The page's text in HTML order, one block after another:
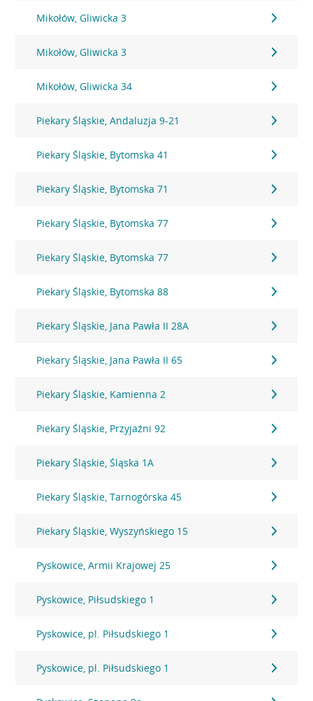
Mikołów, Gliwicka 3
Mikołów, Gliwicka 3
Mikołów, Gliwicka 34
Piekary Śląskie, Andaluzja 9-21
Piekary Śląskie, Bytomska 41
Piekary Śląskie, Bytomska 71
Piekary Śląskie, Bytomska 77
Piekary Śląskie, Bytomska 77
Piekary Śląskie, Bytomska 88
Piekary Śląskie, Jana Pawła II 28A
Piekary Śląskie, Jana Pawła II 65
Piekary Śląskie, Kamienna 2
Piekary Śląskie, Przyjaźni 92
Piekary Śląskie, Śląska 1A
Piekary Śląskie, Tarnogórska 45
Piekary Śląskie, Wyszyńskiego 15
Pyskowice, Armii Krajowej 25
Pyskowice, Piłsudskiego 1
Pyskowice, pl. Piłsudskiego 1
Pyskowice, pl. Piłsudskiego 1